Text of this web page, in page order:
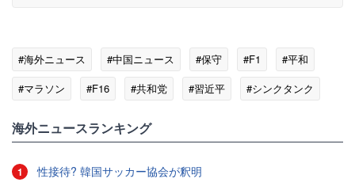
#海外ニュース #中国ニュース #保守 #F1
#平和
#マラソン
#F16 #共和党 #習近平 #シンクタンク
海外ニュースランキング
1 性接待? 韓国サッカー協会が釈明